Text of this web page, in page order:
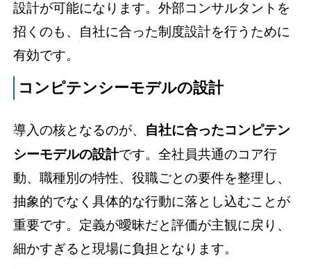
設計が可能になります。外部コンサルタントを
招くのも、自社に合った制度設計を行うために
有効です。
コンピテンシーモデルの設計
導入の核となるのが、 自社に合ったコンピテン
シーモデルの設計です。全社員共通のコア行
動、職種別の特性、役職ごとの要件を整理し、
抽象的でなく具体的な行動に落とし込むことが
重要です。定義が曖昧だと評価が主観に戻り、
細かすぎると現場に負担となります。